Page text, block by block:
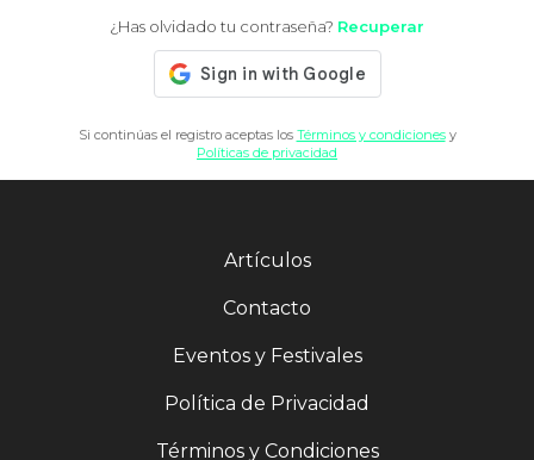
¿Has olvidado tu contraseña? Recuperar
Si continúas el registro aceptas los Términos y condicionesy
Políticas de privacidad
Artículos
Contacto
Eventos y Festivales
Política de Privacidad
Términos y Condiciones